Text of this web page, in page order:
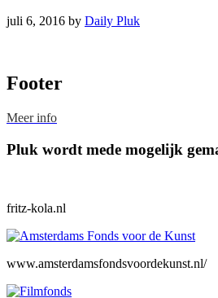
juli 6, 2016 by Daily Pluk
Footer
Meer info
Pluk wordt mede mogelijk
fritz-kola.nl
www.amsterdamsfondsvoordekunst.nl/